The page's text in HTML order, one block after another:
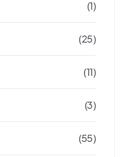
(1)
(25)
(11)
(3)
(55)